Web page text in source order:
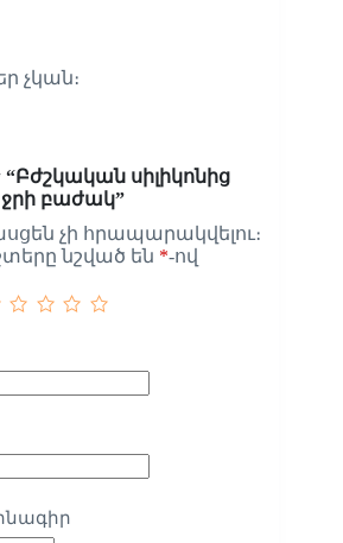
չկան։
“Բժշկական սիլիկոնից
բաժակ”
չի հրապարակվելու։
նշված են *-ով